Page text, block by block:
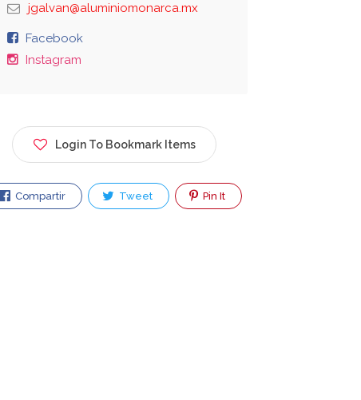
jgalvan@aluminiomonarca.mx
Facebook
Instagram
Login To Bookmark Items
Compartir Tweet Pin It